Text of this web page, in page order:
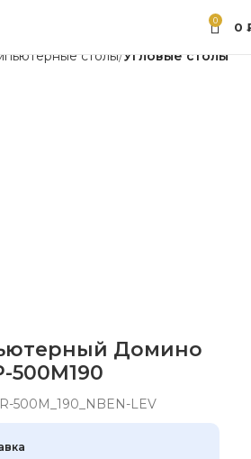
0 0
столы Угловые столы
Домино
500М190
500M_190_NBEN-LEV